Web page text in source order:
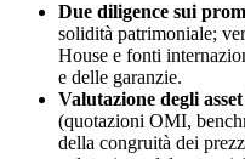
Due diligence sui
solidità patrimoniale;
House e fonti
e delle garanzie.
Valutazione degli
(quotazioni OMI,
della congruità dei